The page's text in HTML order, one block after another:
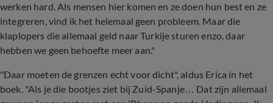
werken hard. Als mensen hier komen en ze doen hun best en ze
integreren, vind ik het helemaal geen probleem. Maar die
klaplopers die allemaal geld naar Turkije sturen enzo, daar
hebben we geen behoefte meer aan."
"Daar moeten de grenzen echt voor dicht", aldus Erica in het
boek. "Als je die bootjes ziet bij Zuid-Spanje… Dat zijn allemaal